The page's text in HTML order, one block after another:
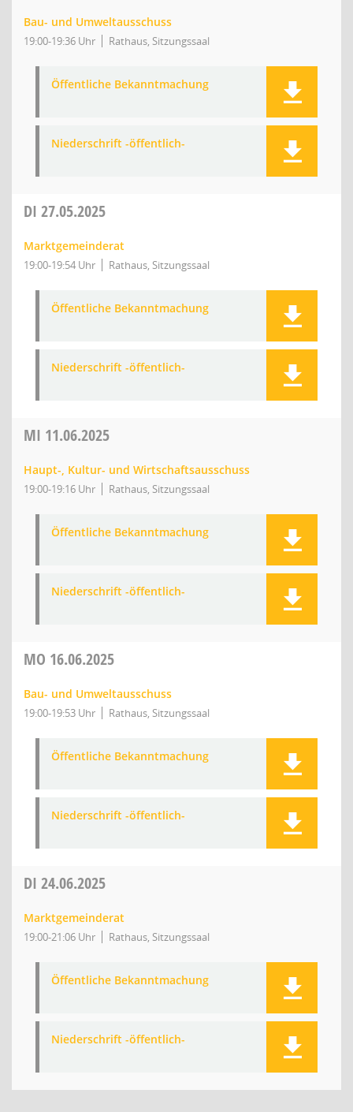
Bau- und Umweltausschuss
19:00-19:36 Uhr Rathaus, Sitzungssaal
Öffentliche Bekanntmachung
Niederschrift -öffentlich-
DI 27.05.2025
Marktgemeinderat
19:00-19:54 Uhr Rathaus, Sitzungssaal
Öffentliche Bekanntmachung
Niederschrift -öffentlich-
MI 11.06.2025
Haupt-, Kultur- und Wirtschaftsausschuss
19:00-19:16 Uhr Rathaus, Sitzungssaal
Öffentliche Bekanntmachung
Niederschrift -öffentlich-
MO 16.06.2025
Bau- und Umweltausschuss
19:00-19:53 Uhr Rathaus, Sitzungssaal
Öffentliche Bekanntmachung
Niederschrift -öffentlich-
DI 24.06.2025
Marktgemeinderat
19:00-21:06 Uhr Rathaus, Sitzungssaal
Öffentliche Bekanntmachung
Niederschrift -öffentlich-